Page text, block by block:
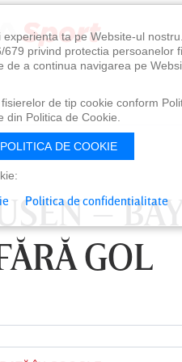
–
GOL
21:00
ta pe Website-ul
privind protectia persoanelor
a continua navigarea pe
de tip cookie conform
Politica de Cookie.
DE COOKIE
Politica de confidentialitate